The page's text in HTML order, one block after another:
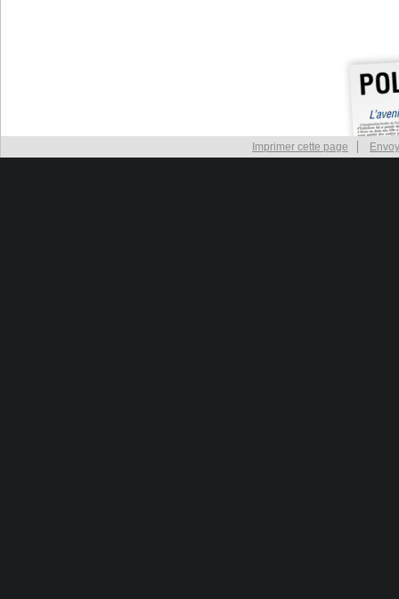
Imprimer cette page